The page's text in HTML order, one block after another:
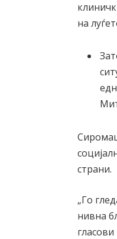
на
страни.
„Го
нивна